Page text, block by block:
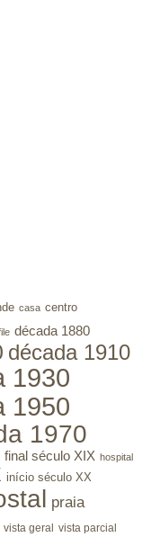
casa centro
década 1880
década 1910
1930
1950
1970
final século XIX hospital
início século XX
praia
vista geral vista parcial